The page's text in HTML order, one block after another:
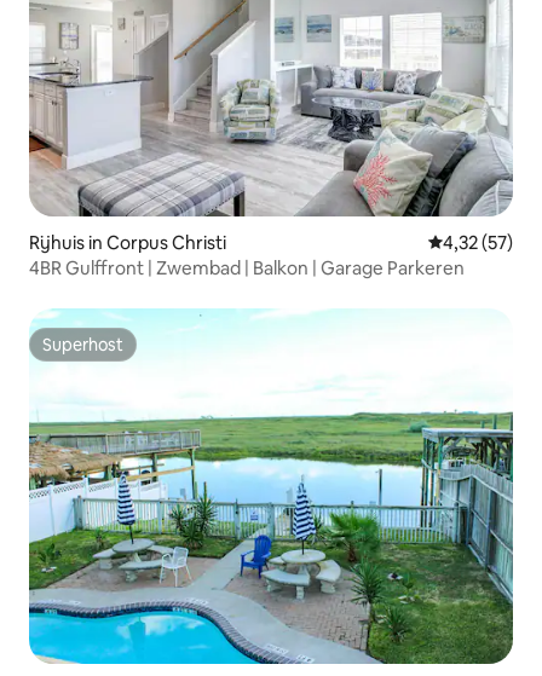
Rijhuis in Corpus Christi Gemiddelde
4,32 (57)
4BR Gulffront | Zwembad | Balkon | Garage Parkeren
Superhost
Superhost